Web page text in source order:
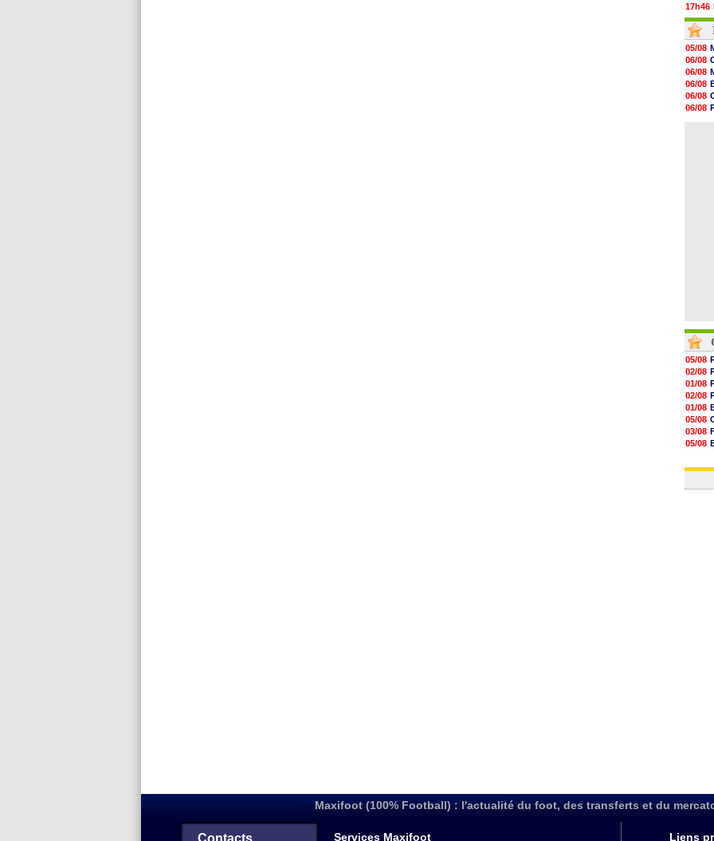
17h46
17h32
17h16
16h59
16h37
16h33
16h27
16h22
16h07
15h46
05/08
06/08
06/08
06/08
06/08
06/08
05/08
02/08
01/08
02/08
01/08
05/08
03/08
05/08
03/08
Maxifoot (100% Football) : l'actualité du foot, des transferts et du
Contacts Services Maxifoot Liens